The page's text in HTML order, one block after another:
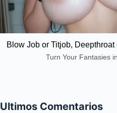
Blow Job or Titjob,
Turn Your Fantasies
Ultimos Comentarios